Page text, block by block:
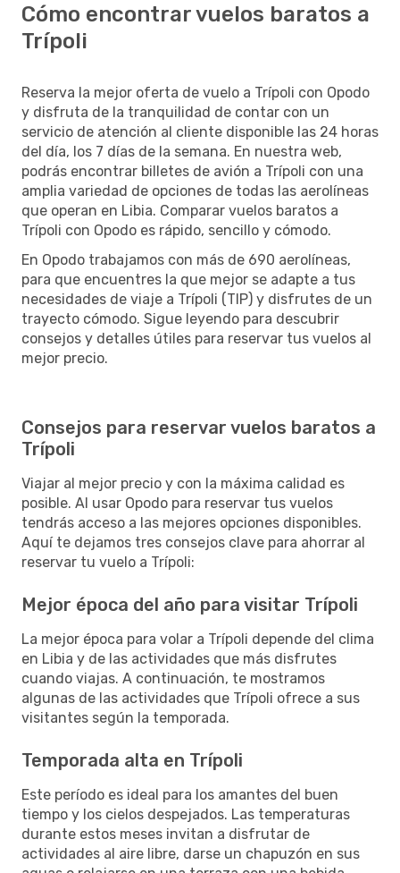
Cómo encontrar vuelos baratos a
Trípoli
Reserva la mejor oferta de vuelo a Trípoli con Opodo
y disfruta de la tranquilidad de contar con un
servicio de atención al cliente disponible las 24 horas
del día, los 7 días de la semana. En nuestra web,
podrás encontrar billetes de avión a Trípoli con una
amplia variedad de opciones de todas las aerolíneas
que operan en Libia. Comparar vuelos baratos a
Trípoli con Opodo es rápido, sencillo y cómodo.
En Opodo trabajamos con más de 690 aerolíneas,
para que encuentres la que mejor se adapte a tus
necesidades de viaje a Trípoli (TIP) y disfrutes de un
trayecto cómodo. Sigue leyendo para descubrir
consejos y detalles útiles para reservar tus vuelos al
mejor precio.
Consejos para reservar vuelos baratos a
Trípoli
Viajar al mejor precio y con la máxima calidad es
posible. Al usar Opodo para reservar tus vuelos
tendrás acceso a las mejores opciones disponibles.
Aquí te dejamos tres consejos clave para ahorrar al
reservar tu vuelo a Trípoli:
Mejor época del año para visitar Trípoli
La mejor época para volar a Trípoli depende del clima
en Libia y de las actividades que más disfrutes
cuando viajas. A continuación, te mostramos
algunas de las actividades que Trípoli ofrece a sus
visitantes según la temporada.
Temporada alta en Trípoli
Este período es ideal para los amantes del buen
tiempo y los cielos despejados. Las temperaturas
durante estos meses invitan a disfrutar de
actividades al aire libre, darse un chapuzón en sus